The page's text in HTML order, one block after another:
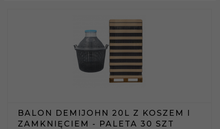
BALON DEMIJOHN 20L Z KOSZEM I
ZAMKNIĘCIEM - PALETA 30 SZT